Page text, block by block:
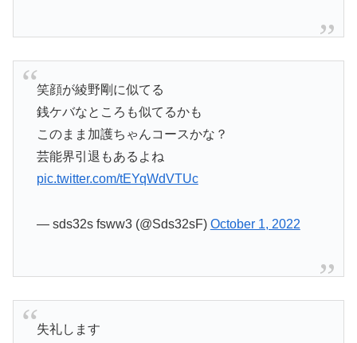
笑顔が綾野剛に似てる
銭ケバなところも似てるかも
このまま加護ちゃんコースかな？
芸能界引退もあるよね
pic.twitter.com/tEYqWdVTUc
— sds32s fsww3 (@Sds32sF) October 1, 2022
失礼します